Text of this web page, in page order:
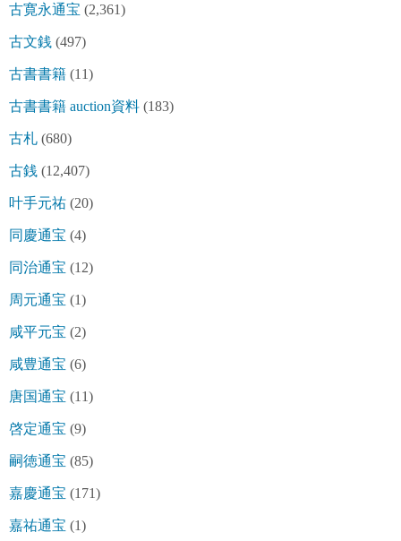
古寛永通宝 (2,361)
古文銭 (497)
古書書籍 (11)
古書書籍 auction資料 (183)
古札 (680)
古銭 (12,407)
叶手元祐 (20)
同慶通宝 (4)
同治通宝 (12)
周元通宝 (1)
咸平元宝 (2)
咸豊通宝 (6)
唐国通宝 (11)
啓定通宝 (9)
嗣徳通宝 (85)
嘉慶通宝 (171)
嘉祐通宝 (1)